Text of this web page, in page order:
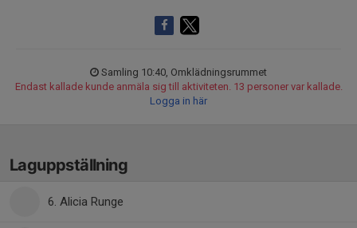
Samling 10:40, Omklädningsrummet
Endast kallade kunde anmäla sig till aktiviteten. 13 personer var kallade.
Logga in här
Laguppställning
6. Alicia Runge